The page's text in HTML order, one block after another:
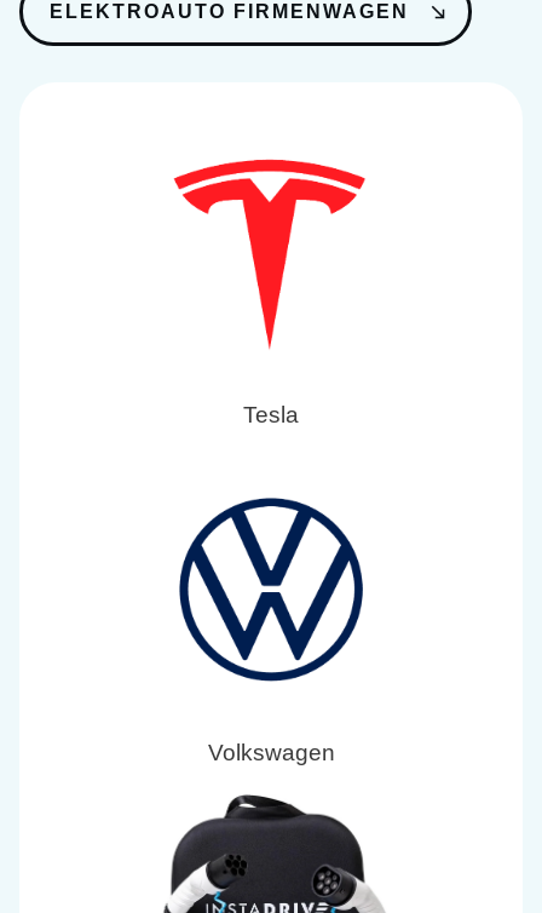
ELEKTROAUTO FIRMENWAGEN
Tesla
Volkswagen